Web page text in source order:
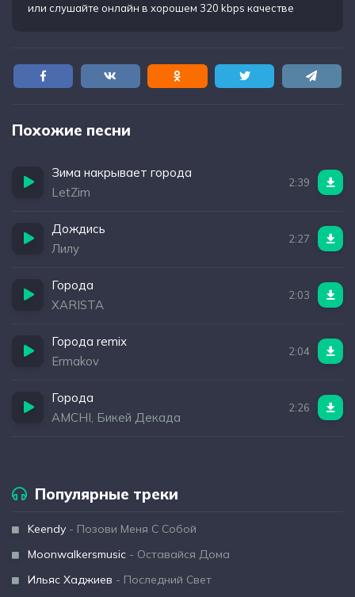
или слушайте онлайн в хорошем 320 kbps качестве
Похожие песни
Зима накрывает города
LetZim
2:39
Дождись
Лилу
2:27
Города
XARISTA
2:03
Города remix
Ermakov
2:04
Города
AMCHI, Бикей Декада
2:26
Популярные треки
Keendy - Позови Меня С Собой
Moonwalkersmusic - Оставайся Дома
Ильяс Хаджиев - Последний Свет